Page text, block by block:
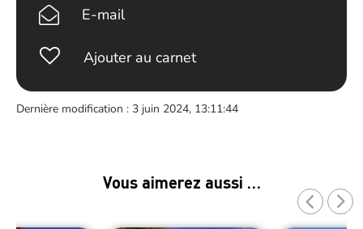
E-mail
Ajouter au carnet
Dernière modification : 3 juin 2024, 13:11:44
Vous aimerez aussi …